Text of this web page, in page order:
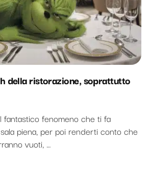
della ristorazione, soprattutto
fantastico fenomeno che ti fa
piena, per poi renderti conto che
vuoti, …